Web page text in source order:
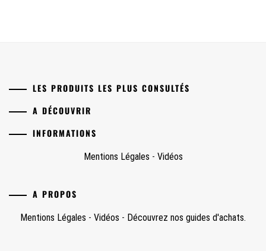
LES PRODUITS LES PLUS CONSULTÉS
A DÉCOUVRIR
INFORMATIONS
Mentions Légales - Vidéos
A PROPOS
Mentions Légales - Vidéos - Découvrez nos guides d'achats.